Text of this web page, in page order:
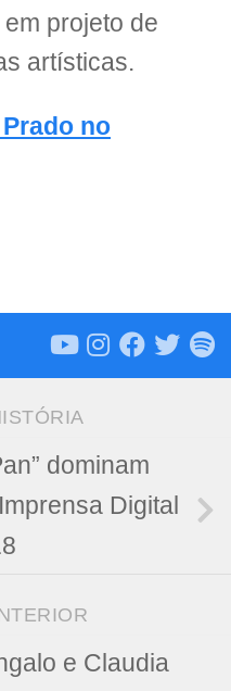
projeto de
artísticas.
no
dominam
Digital
e Claudia